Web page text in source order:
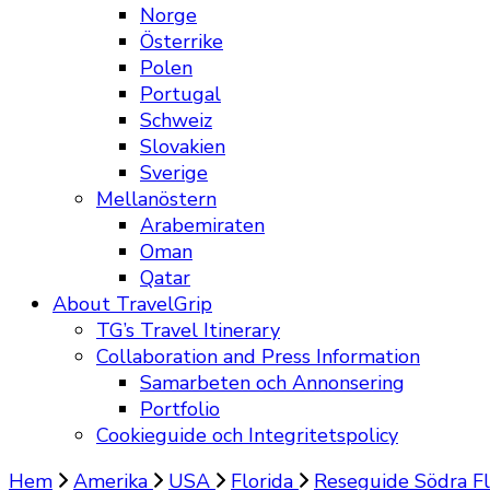
Norge
Österrike
Polen
Portugal
Schweiz
Slovakien
Sverige
Mellanöstern
Arabemiraten
Oman
Qatar
About TravelGrip
TG’s Travel Itinerary
Collaboration and Press Information
Samarbeten och Annonsering
Portfolio
Cookieguide och Integritetspolicy
Hem
Amerika USA Florida
Reseguide Södra